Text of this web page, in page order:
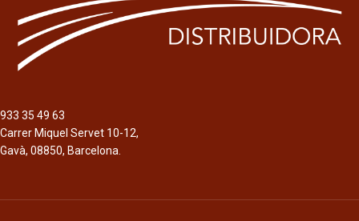
933 35 49 63
Carrer Miquel Servet 10-12,
Gavà, 08850, Barcelona.